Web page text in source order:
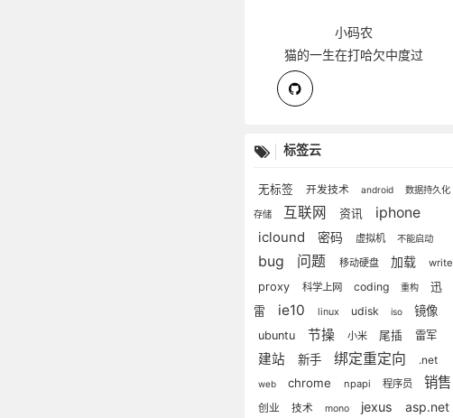
小码农
猫的一生在打哈欠中度过
标签云
无标签 开发技术 android 数据持久化
存储 互联网 资讯 iphone
iclound 密码 虚拟机 不能启动
bug 问题 移动硬盘 加载 write
proxy 科学上网 coding 重构
迅
雷
ie10 linux udisk iso 镜像
ubuntu 节操 小米 尾插 雷军
建站 新手 绑定重定向 .net
web chrome npapi 程序员 销售
创业 技术 mono jexus asp.net